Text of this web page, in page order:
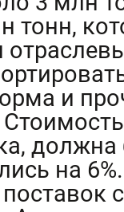
тонн,
и
на